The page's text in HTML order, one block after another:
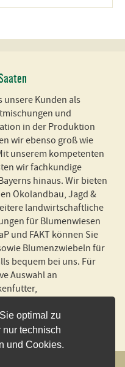
optimal zu
technisch
und Cookies.
unsere Kunden als
und
in der Produktion
wir ebenso groß wie
unserem kompetenten
wir fachkundige
hinaus. Wir bieten
Ökolandbau, Jagd &
landwirtschaftliche
für Blumenwiesen
und FAKT können Sie
Blumenzwiebeln für
bequem bei uns. Für
Auswahl an
Futter für Nager und
und in